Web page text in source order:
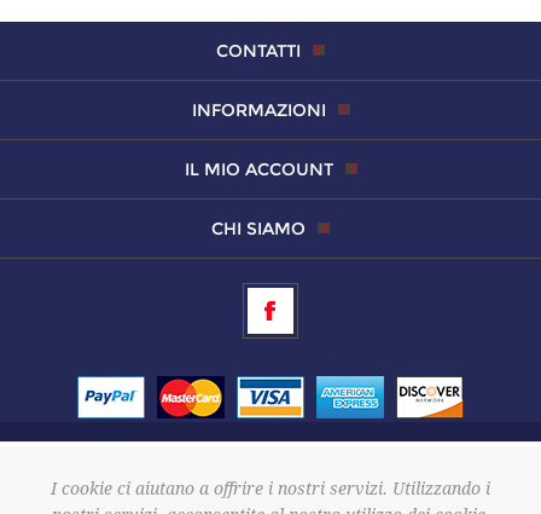
CONTATTI
INFORMAZIONI
IL MIO ACCOUNT
CHI SIAMO
P. Iva 02886570643
I cookie ci aiutano a offrire i nostri servizi. Utilizzando i